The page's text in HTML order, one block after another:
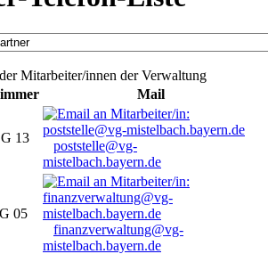
Mitarbeiter/innen der Verwaltung
Mail
13
poststelle@vg-
mistelbach.bayern.de
05
finanzverwaltung@vg-
mistelbach.bayern.de